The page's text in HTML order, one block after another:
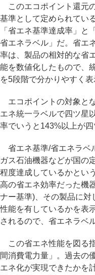
このエコポイント還元
基準として定められてい
「省エネ基準達成率」と
省エネラベル」だ。省エ
率は、製品の相対的な省
能を数値化したもので、
を5段階で分かりやすく表
エコポイントの対象と
エネ統一ラベルで四ツ星
率でいうと143%以上が四
省エネ基準/省エネラベ
ガス石油機器などが国の
程度達成しているかとい
高の省エネ効率だった機
ナー基準)、その製品に対
性能を有しているかを表
されるので、省エネラベ
この省エネ性能を図る
間消費電力量」。過去の
エネ化が実現できたかを